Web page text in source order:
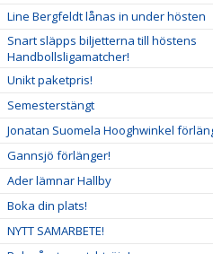
Line Bergfeldt lånas in under hösten
Snart släpps biljetterna till höstens
Handbollsligamatcher!
Unikt paketpris!
Semesterstängt
Jonatan Suomela Hooghwinkel
Gannsjö förlänger!
Ader lämnar Hallby
Boka din plats!
NYTT SAMARBETE!